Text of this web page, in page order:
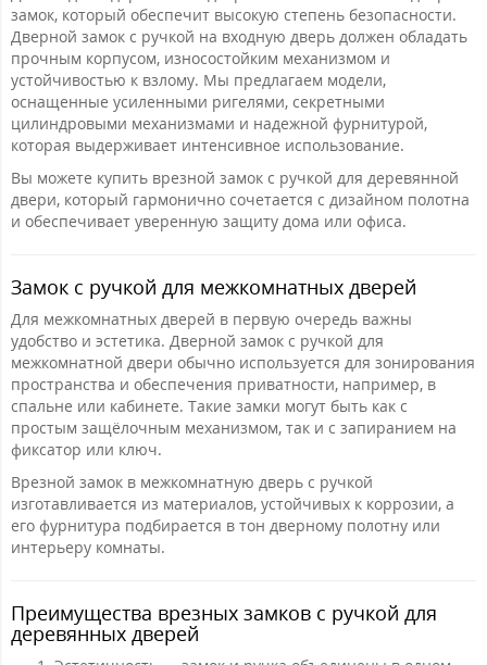
замок, который обеспечит высокую степень безопасности.
Дверной замок с ручкой на входную дверь должен обладать
прочным корпусом, износостойким механизмом и
устойчивостью к взлому. Мы предлагаем модели,
оснащенные усиленными ригелями, секретными
цилиндровыми механизмами и надежной фурнитурой,
которая выдерживает интенсивное использование.
Вы можете купить врезной замок с ручкой для деревянной
двери, который гармонично сочетается с дизайном полотна
и обеспечивает уверенную защиту дома или офиса.
Замок с ручкой для межкомнатных дверей
Для межкомнатных дверей в первую очередь важны
удобство и эстетика. Дверной замок с ручкой для
межкомнатной двери обычно используется для зонирования
пространства и обеспечения приватности, например, в
спальне или кабинете. Такие замки могут быть как с
простым защёлочным механизмом, так и с запиранием на
фиксатор или ключ.
Врезной замок в межкомнатную дверь с ручкой
изготавливается из материалов, устойчивых к коррозии, а
его фурнитура подбирается в тон дверному полотну или
интерьеру комнаты.
Преимущества врезных замков с ручкой для
деревянных дверей